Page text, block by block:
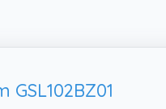
GSL102BZ01